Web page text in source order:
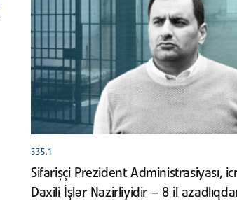
535.1
Sifarişçi Prezident Administrasiyası,
Daxili İşlər Nazirliyidir – 8 il